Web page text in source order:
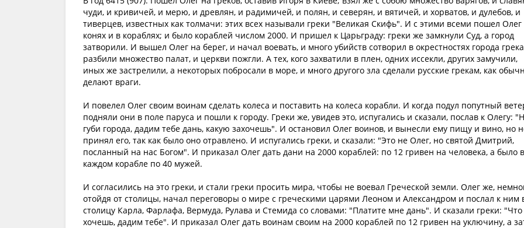
чуди, и кривичей, и мерю, и древлян, и радимичей, и полян, и северян, и вятичей, и хорватов, и дулебов, и
тиверцев, известных как толмачи: этих всех называли греки "Великая Скифь". И с этими всеми пошел Олег
конях и в кораблях; и было кораблей числом 2000. И пришел к Царьграду: греки же замкнули Суд, а город
затворили. И вышел Олег на берег, и начал воевать, и много убийств сотворил в окрестностях города
разбили множество палат, и церкви пожгли. А тех, кого захватили в плен, одних иссекли, других замучили,
иных же застрелили, а некоторых побросали в море, и много другого зла сделали русские грекам, как
делают враги.
И повелел Олег своим воинам сделать колеса и поставить на колеса корабли. И когда подул попутный
подняли они в поле паруса и пошли к городу. Греки же, увидев это, испугались и сказали, послав к Олегу:
губи города, дадим тебе дань, какую захочешь". И остановил Олег воинов, и вынесли ему пищу и вино, но
принял его, так как было оно отравлено. И испугались греки, и сказали: "Это не Олег, но святой Дмитрий,
посланный на нас Богом". И приказал Олег дать дани на 2000 кораблей: по 12 гривен на человека, а было в
каждом корабле по 40 мужей.
И согласились на это греки, и стали греки просить мира, чтобы не воевал Греческой земли. Олег же,
отойдя от столицы, начал переговоры о мире с греческими царями Леоном и Александром и послал к ним
столицу Карла, Фарлафа, Вермуда, Рулава и Стемида со словами: "Платите мне дань". И сказали греки: "Что
хочешь, дадим тебе". И приказал Олег дать воинам своим на 2000 кораблей по 12 гривен на уключину, а